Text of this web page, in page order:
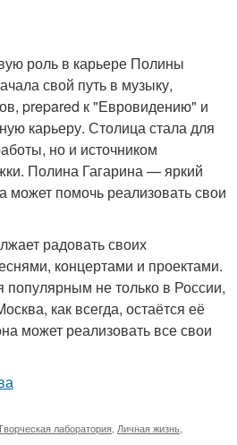
роль в карьере Полины
свой путь в музыку,
prepared к "Евровидению" и
карьеру. Столица стала для
но и источником
Полина Гагарина — яркий
может помочь реализовать свои
радовать своих
концертами и проектами.
популярным не только в России,
как всегда, остаётся её
может реализовать все свои
лаборатория Личная жизнь